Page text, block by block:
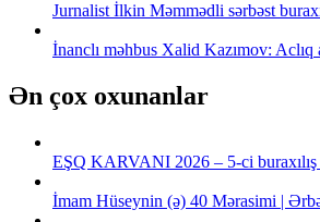
Jurnalist İlkin Məmmədli sərbəst
İnanclı məhbus Xalid Kazımov: Aclıq
Ən çox oxunanlar
EŞQ KARVANI 2026 – 5-ci
İmam Hüseynin (ə) 40 Mərasimi |